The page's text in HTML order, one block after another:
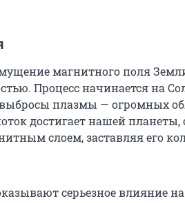
магнитного поля
Процесс начинается на
плазмы — огромных
достигает нашей планеты,
слоем, заставляя его
серьезное влияние на